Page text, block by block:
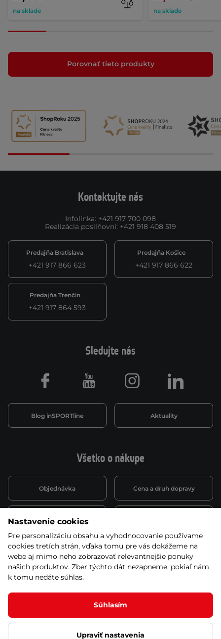
na sklade
na sklade
Porovnať tieto produkty
Kontaktujte nás
Infolinka: +421 917 700 098
Realizácia posilňovní: +421 918 408 519
Predajňa Bratislava
+421 917 866 623
Predajňa Košice
+421 917 866 622
Predajňa Trenčín
+421 917 864 593
Všetko o nákupe
Objednávka Cena a druh dopravy
Spôsob platby
Montáž a servis Reklamácie a záruka
Kariéra
Sledujte nás
Blog inSPORTline Aktuality
Facebook Youtube Instagram LinkedIn
Nastavenie cookies
Pre personalizáciu obsahu a vyhodnocovanie používame
cookies tretích strán, vďaka tomu pre vás dokážeme na
webe aj mimo neho zobrazovať relevantnejšie ponuky
našich produktov. Zber týchto dát nezapneme, pokiaľ nám
k tomu nedáte súhlas.
Súhlasím
Upraviť nastavenia